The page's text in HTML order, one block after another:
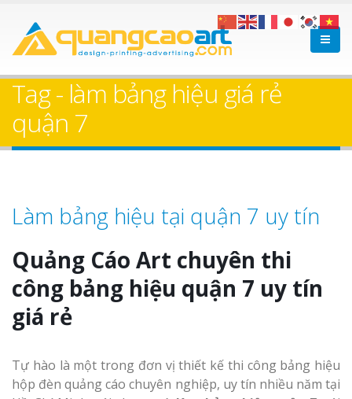
Tag - làm bảng hiệu giá rẻ
quận 7
Làm bảng hiệu tại quận 7 uy tín
Quảng Cáo Art chuyên thi
công bảng hiệu quận 7 uy tín
giá rẻ
Tự hào là một trong đơn vị thiết kế thi công bảng hiệu
hộp đèn quảng cáo chuyên nghiệp, uy tín nhiều năm tại